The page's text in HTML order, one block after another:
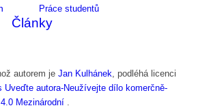
Práce studentů
Články
autorem je Jan Kulhánek , podléhá licenci
Uveďte autora-Neužívejte dílo komerčně-
Mezinárodní